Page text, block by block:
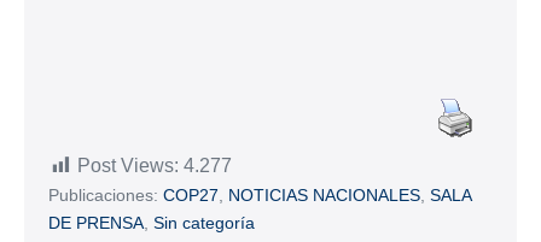
Post Views: 4.277
Publicaciones: COP27 NOTICIAS NACIONALES SALA
DE PRENSA Sin categoría